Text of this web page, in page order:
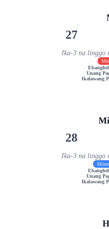
27
Ika-3 na linggo
Unang
Ikalawang
28
Ika-3 na linggo
Unang
Ikalawang